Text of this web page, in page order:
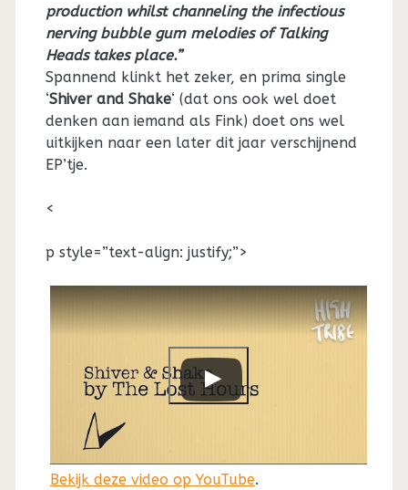
production whilst channeling the infectious
nerving bubble gum melodies of Talking
Heads takes place.”
Spannend klinkt het zeker, en prima single
‘Shiver and Shake‘ (dat ons ook wel doet
denken aan iemand als Fink) doet ons wel
uitkijken naar een later dit jaar verschijnend
EP’tje.
<
p style=”text-align: justify;”>
Bekijk deze video op YouTube.